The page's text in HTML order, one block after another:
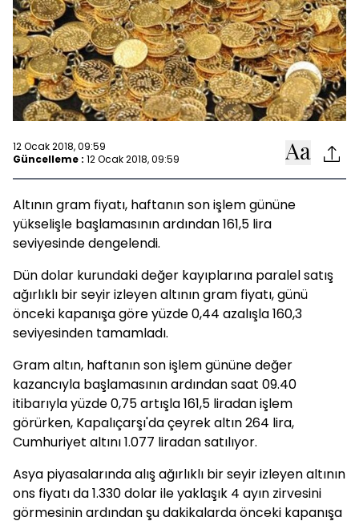
12 Ocak 2018, 09:59
Güncelleme : 12 Ocak 2018, 09:59
Altının gram fiyatı, haftanın son işlem gününe
yükselişle başlamasının ardından 161,5 lira
seviyesinde dengelendi.
Dün dolar kurundaki değer kayıplarına paralel satış
ağırlıklı bir seyir izleyen altının gram fiyatı, günü
önceki kapanışa göre yüzde 0,44 azalışla 160,3
seviyesinden tamamladı.
Gram altın, haftanın son işlem gününe değer
kazancıyla başlamasının ardından saat 09.40
itibarıyla yüzde 0,75 artışla 161,5 liradan işlem
görürken, Kapalıçarşı'da çeyrek altın 264 lira,
Cumhuriyet altını 1.077 liradan satılıyor.
Asya piyasalarında alış ağırlıklı bir seyir izleyen altının
ons fiyatı da 1.330 dolar ile yaklaşık 4 ayın zirvesini
görmesinin ardından şu dakikalarda önceki kapanışa